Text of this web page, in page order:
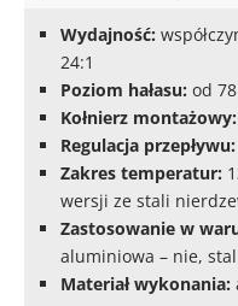
Wydajność:
24:1
Poziom hałasu: od
Kołnierz montażowy:
Regulacja przepływu:
Zakres temperatur:
wersji ze stali
Zastosowanie w
aluminiowa – nie,
Materiał wykonania: